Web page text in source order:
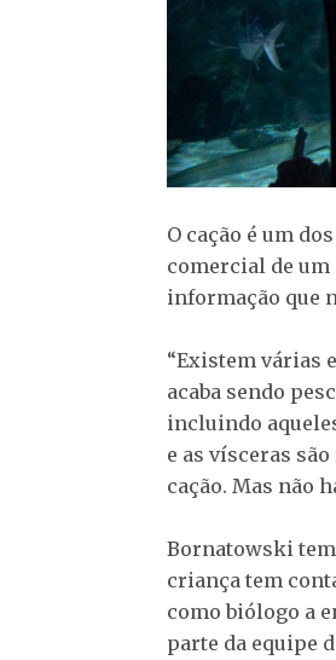
O cação é um
comercial de um
informação que
“Existem várias
acaba sendo
incluindo
e as vísceras
cação. Mas não
Bornatowski tem
criança tem
como biólogo a
parte da equipe